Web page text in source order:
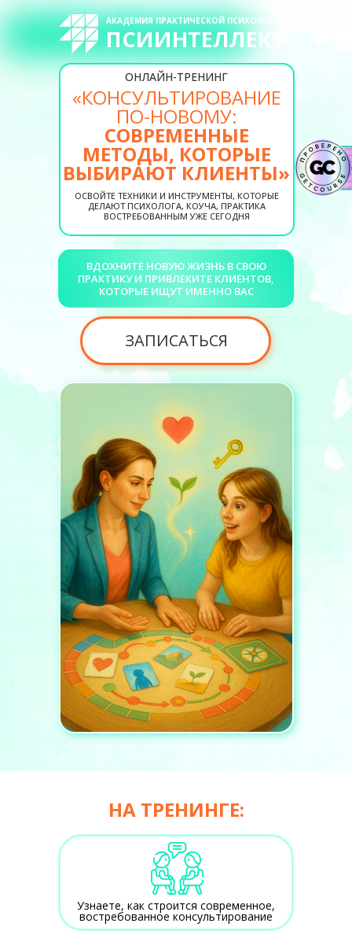
ОНЛАЙН-ТРЕНИНГ
«КОНСУЛЬТИРОВАНИЕ
ПО-НОВОМУ:
СОВРЕМЕННЫЕ
МЕТОДЫ, КОТОРЫЕ
ВЫБИРАЮТ КЛИЕНТЫ»
ВДОХНИТЕ НОВУЮ ЖИЗНЬ В СВОЮ
ПРАКТИКУ И ПРИВЛЕКИТЕ КЛИЕНТОВ,
КОТОРЫЕ ИЩУТ ИМЕННО ВАС
ОСВОЙТЕ ТЕХНИКИ И ИНСТРУМЕНТЫ, КОТОРЫЕ
ДЕЛАЮТ ПСИХОЛОГА, КОУЧА, ПРАКТИКА
ВОСТРЕБОВАННЫМ УЖЕ СЕГОДНЯ
ПСИИНТЕЛЛЕКТ
АКАДЕМИЯ ПРАКТИЧЕСКОЙ ПСИХОЛОГИИ
ЗАПИСАТЬСЯ
Узнаете, как строится современное,
востребованное консультирование
НА ТРЕНИНГЕ: